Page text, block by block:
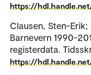
https://
Clausen, Sten-Erik;
Barnevern 1990-
registerdata.
https://hdl.handle.net/